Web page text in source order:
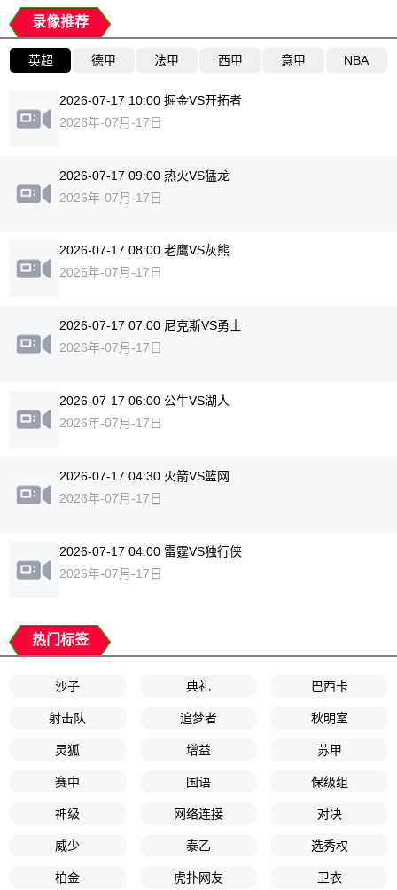
录像推荐
英超 德甲 法甲 西甲 意甲 NBA
2026-07-17 10:00 掘金VS开拓者
2026年-07月-17日
2026-07-17 09:00 热火VS猛龙
2026年-07月-17日
2026-07-17 08:00 老鹰VS灰熊
2026年-07月-17日
2026-07-17 07:00 尼克斯VS勇士
2026年-07月-17日
2026-07-17 06:00 公牛VS湖人
2026年-07月-17日
2026-07-17 04:30 火箭VS篮网
2026年-07月-17日
2026-07-17 04:00 雷霆VS独行侠
2026年-07月-17日
热门标签
沙子 典礼 巴西卡
射击队 追梦者 秋明室
灵狐 增益 苏甲
赛中 国语 保级组
神级 网络连接 对决
威少 泰乙 选秀权
柏金 虎扑网友 卫衣